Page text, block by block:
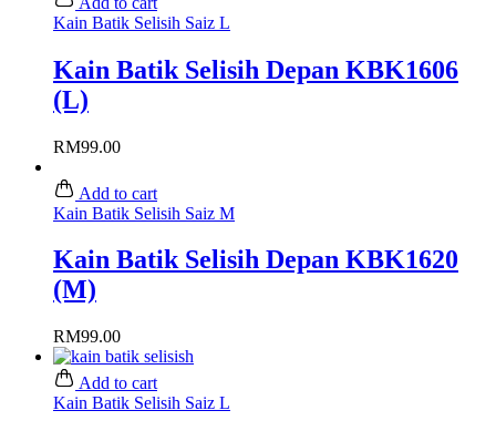
Kain Batik Selisih Saiz L
Kain Batik Selisih Depan KBK1606
(L)
RM99.00
Add to cart
Kain Batik Selisih Saiz M
Kain Batik Selisih Depan KBK1620
(M)
RM99.00
Add to cart
Kain Batik Selisih Saiz L